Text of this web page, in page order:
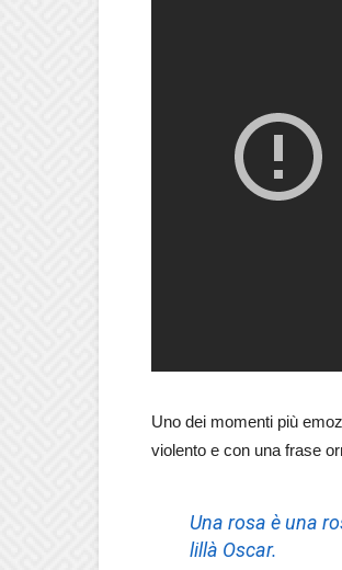
Uno dei momenti più
violento e con una frase
Una rosa è una
lillà Oscar.